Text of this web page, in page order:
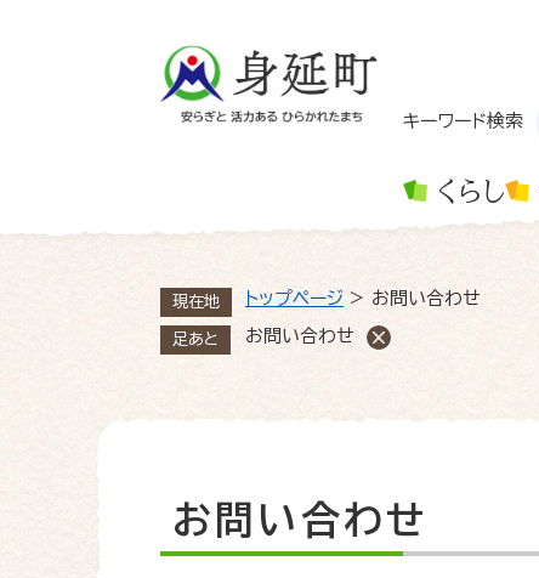
キーワード検索
くらし
現在地 トップページ > お問い合わせ
足あと お問い合わせ
本
文
お問い合わせ